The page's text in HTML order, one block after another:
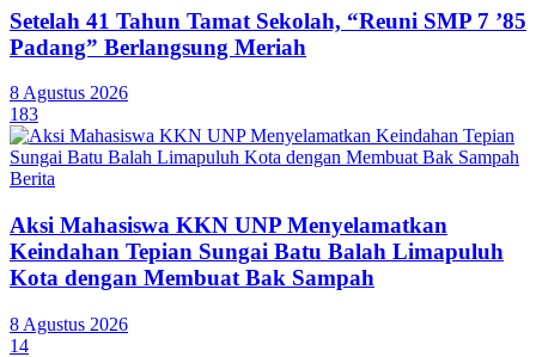
Setelah 41 Tahun Tamat Sekolah, “Reuni SMP 7 ’85
Padang” Berlangsung Meriah
8 Agustus 2026
183
Berita
Aksi Mahasiswa KKN UNP Menyelamatkan
Keindahan Tepian Sungai Batu Balah Limapuluh
Kota dengan Membuat Bak Sampah
8 Agustus 2026
14